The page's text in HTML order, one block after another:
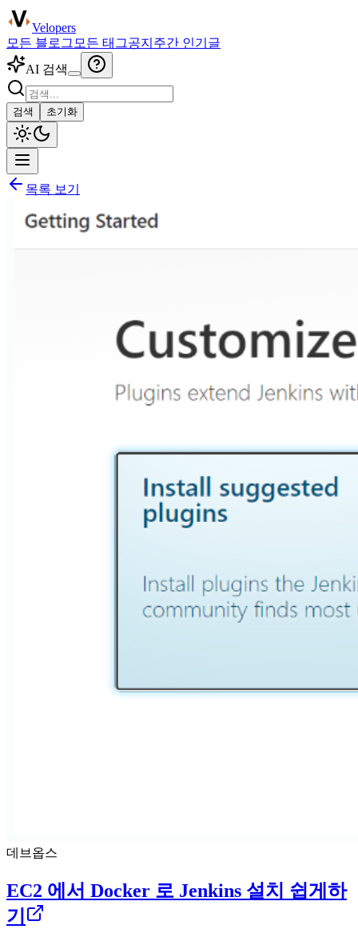
Velopers
모든 블로그 모든 태그공지 주간 인기글
AI 검색
검색 초기화
목록 보기
데브옵스
EC2 에서 Docker 로 Jenkins 설치 쉽게하
기